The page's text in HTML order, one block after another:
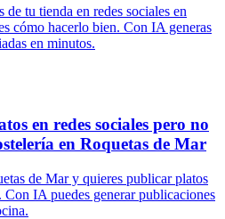
tu tienda en redes sociales en
cómo hacerlo bien. Con IA generas
en minutos.
en redes sociales pero no
en Roquetas de Mar
de Mar y quieres publicar platos
Con IA puedes generar publicaciones